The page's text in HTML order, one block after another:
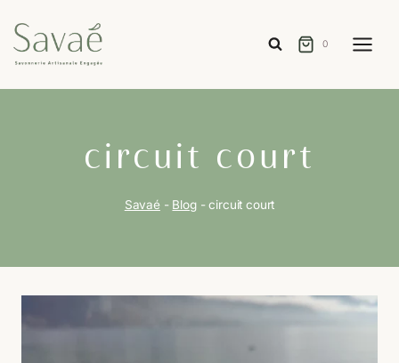
au
contenu
0
circuit court
Savaé - Blog-circuit court